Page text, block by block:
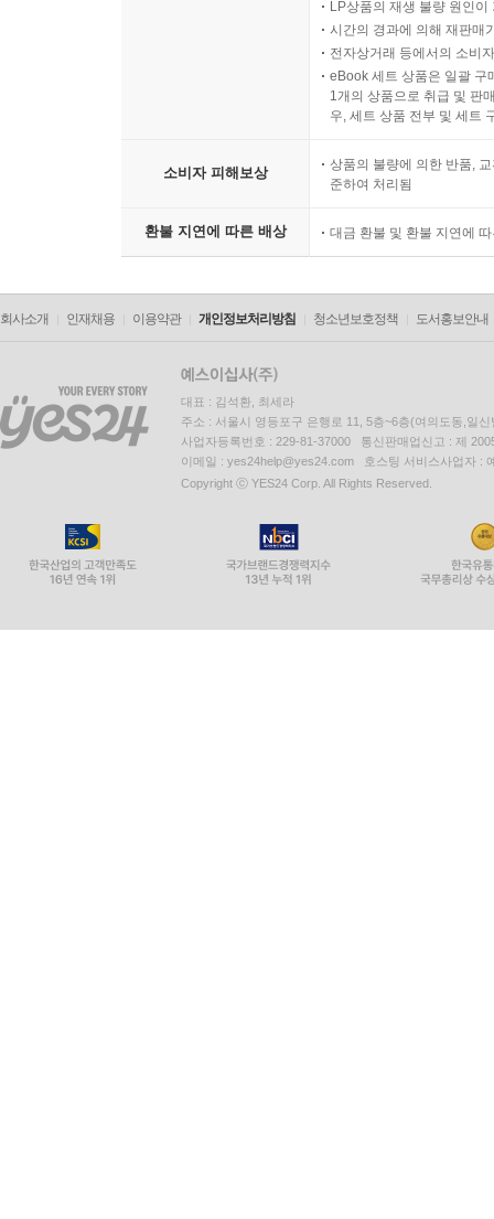
LP상품의 재생 불량 원인
시간의 경과에 의해 재판매
전자상거래 등에서의 소비
eBook 세트 상품은 일괄 구
1개의 상품으로 취급 및 판
우, 세트 상품 전부 및 세트
소비자 피해보상
상품의 불량에 의한 반품,
준하여 처리됨
환불 지연에 따른 배상 대금 환불 및 환불 지연에
회사소개 인재채용 이용약관 개인정보처리방침 청소년보호정책 도서홍보안내
대표 : 김석환, 최세라
주소 : 서울시 영등포구 은행로 11, 5층~6층(여의도동,일신
사업자등록번호 : 229-81-37000 통신판매업신고 : 제
이메일 : yes24help@yes24.com 호스팅 서비스사업자 :
Copyright ⓒ YES24 Corp. All Rights Reserved.